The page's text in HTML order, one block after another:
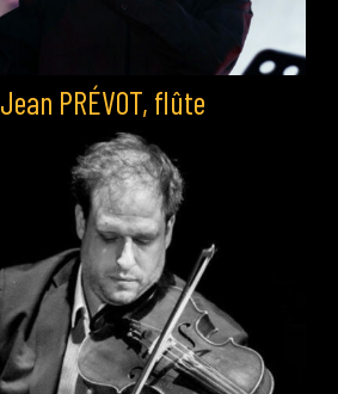
Jean PRÉVOT, flûte